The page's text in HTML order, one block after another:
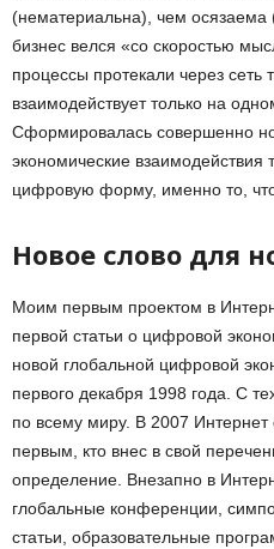
(нематериальна), чем
бизнес велся «со скоростью
процессы протекали через сеть
взаимодействует только на
Сформировалась совершенно
экономические
цифровую форму, именно то,
Новое слово для
Моим первым проектом в
первой статьи о цифровой
новой глобальной цифровой
первого декабря 1998 года. С
по всему миру. В 2007
первым, кто внес в свой
определение. Внезапно в
глобальные конференции,
статьи, образовательные